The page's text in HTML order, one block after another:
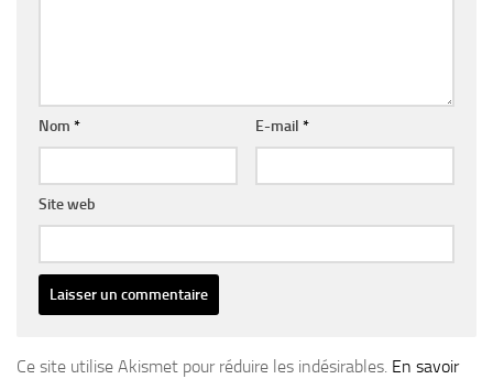
Nom * E-mail *
Site web
Ce site utilise Akismet pour réduire les indésirables. En savoir